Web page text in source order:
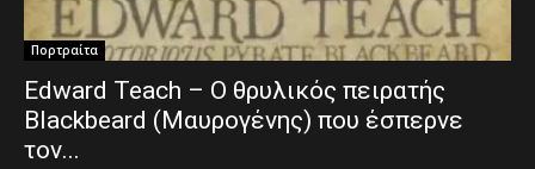
Πορτραίτα
Edward Teach – Ο θρυλικός πειρατής
Blackbeard (Μαυρογένης) που έσπερνε
τον...